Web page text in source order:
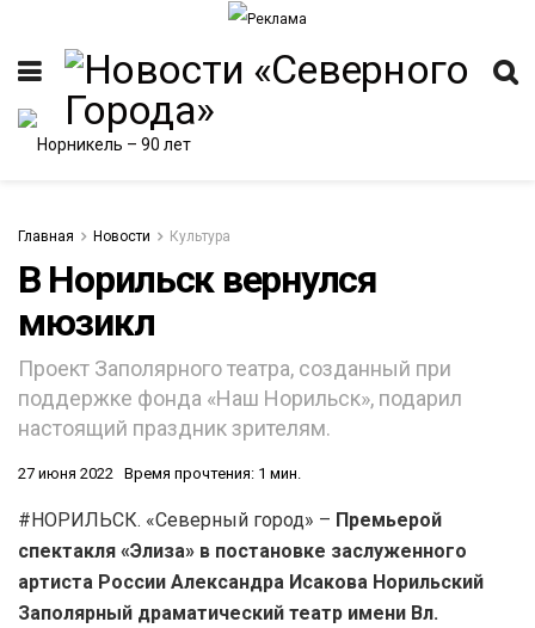
Главная Новости Культура
В Норильск вернулся
мюзикл
Проект Заполярного театра, созданный при
поддержке фонда «Наш Норильск», подарил
настоящий праздник зрителям.
27 июня 2022 Время прочтения: 1 мин.
#НОРИЛЬСК. «Северный город» – Премьерой
спектакля «Элиза» в постановке заслуженного
артиста России Александра Исакова Норильский
Заполярный драматический театр имени Вл.